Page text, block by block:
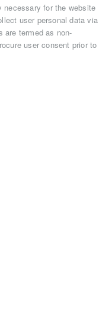
for the website
user personal data via
are termed as non-
user consent prior to